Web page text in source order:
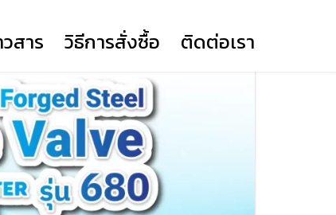
BUTTERFLY VALVE LEVER
(YORK)
BUTTERFLY VALVE GEAR
(YORK)
KNIFE GATE VALVE
สาร วิธีการสั่งซื้อ ติดต่อเรา